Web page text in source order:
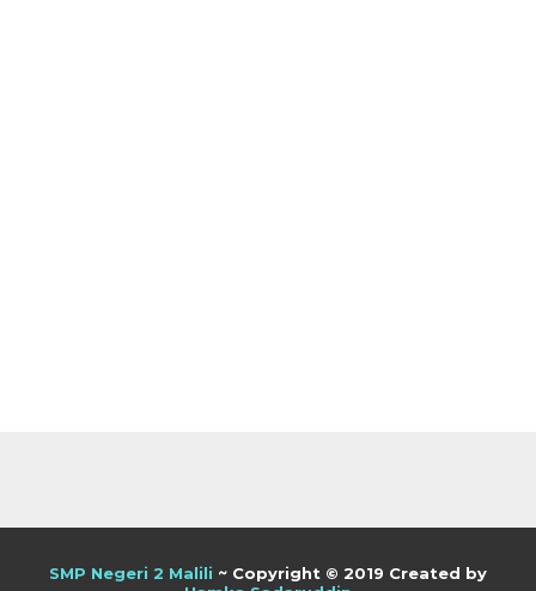
SMP Negeri 2 Malili ~ Copyright © 2019 Created by